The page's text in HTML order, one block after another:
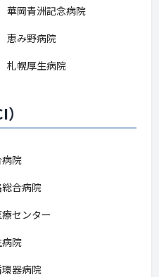
華岡青洲記念病院
恵み野病院
札幌厚生病院
院
合病院
センター
院
器病院